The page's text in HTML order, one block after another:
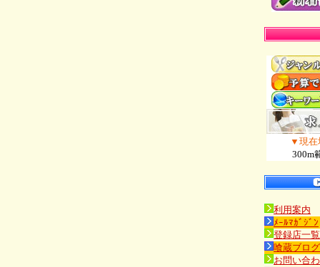
▼現在
300m
利用案内
ﾒｰﾙﾏｶﾞｼﾞﾝ
登録店一覧
喰蔵ブログ
お問い合